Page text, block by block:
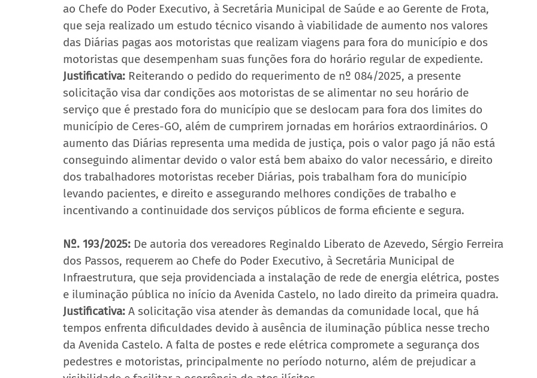
ao Chefe do Poder Executivo, à Secretária Municipal de Saúde e ao Gerente de Frota,
que seja realizado um estudo técnico visando à viabilidade de aumento nos valores
das Diárias pagas aos motoristas que realizam viagens para fora do município e dos
motoristas que desempenham suas funções fora do horário regular de expediente.
Justificativa: Reiterando o pedido do requerimento de nº 084/2025, a presente
solicitação visa dar condições aos motoristas de se alimentar no seu horário de
serviço que é prestado fora do município que se deslocam para fora dos limites do
município de Ceres-GO, além de cumprirem jornadas em horários extraordinários. O
aumento das Diárias representa uma medida de justiça, pois o valor pago já não está
conseguindo alimentar devido o valor está bem abaixo do valor necessário, e direito
dos trabalhadores motoristas receber Diárias, pois trabalham fora do município
levando pacientes, e direito e assegurando melhores condições de trabalho e
incentivando a continuidade dos serviços públicos de forma eficiente e segura.
Nº. 193/2025: De autoria dos vereadores Reginaldo Liberato de Azevedo, Sérgio Ferreira
dos Passos, requerem ao Chefe do Poder Executivo, à Secretária Municipal de
Infraestrutura, que seja providenciada a instalação de rede de energia elétrica, postes
e iluminação pública no início da Avenida Castelo, no lado direito da primeira quadra.
Justificativa: A solicitação visa atender às demandas da comunidade local, que há
tempos enfrenta dificuldades devido à ausência de iluminação pública nesse trecho
da Avenida Castelo. A falta de postes e rede elétrica compromete a segurança dos
pedestres e motoristas, principalmente no período noturno, além de prejudicar a